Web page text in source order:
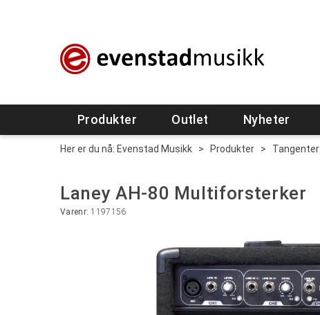
Produkter Outlet Nyheter
Her er du nå: Evenstad Musikk > Produkter > Tangenter
Laney AH-80 Multiforsterker
Varenr:1197156